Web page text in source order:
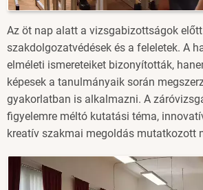
Az öt nap alatt a vizsgabizottságok
szakdolgozatvédések és a feleletek. A
elméleti ismereteiket bizonyították,
képesek a tanulmányaik során
gyakorlatban is alkalmazni. A
figyelemre méltó kutatási téma,
kreatív szakmai megoldás mutatkozott
Image